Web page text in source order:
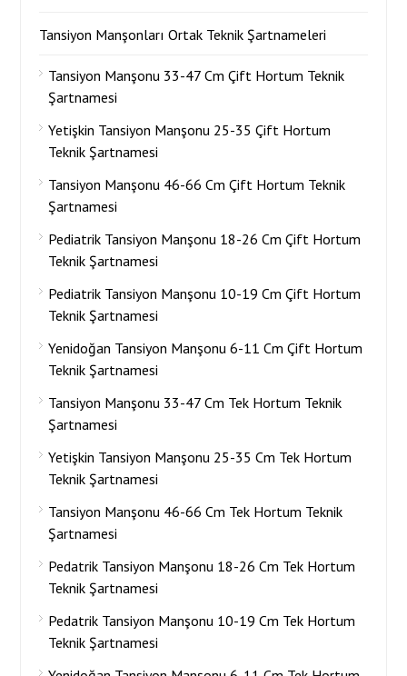
Tansiyon Manşonları Ortak Teknik Şartnameleri
Tansiyon Manşonu 33-47 Cm Çift Hortum Teknik
Şartnamesi
Yetişkin Tansiyon Manşonu 25-35 Çift Hortum
Teknik Şartnamesi
Tansiyon Manşonu 46-66 Cm Çift Hortum Teknik
Şartnamesi
Pediatrik Tansiyon Manşonu 18-26 Cm Çift Hortum
Teknik Şartnamesi
Pediatrik Tansiyon Manşonu 10-19 Cm Çift Hortum
Teknik Şartnamesi
Yenidoğan Tansiyon Manşonu 6-11 Cm Çift Hortum
Teknik Şartnamesi
Tansiyon Manşonu 33-47 Cm Tek Hortum Teknik
Şartnamesi
Yetişkin Tansiyon Manşonu 25-35 Cm Tek Hortum
Teknik Şartnamesi
Tansiyon Manşonu 46-66 Cm Tek Hortum Teknik
Şartnamesi
Pedatrik Tansiyon Manşonu 18-26 Cm Tek Hortum
Teknik Şartnamesi
Pedatrik Tansiyon Manşonu 10-19 Cm Tek Hortum
Teknik Şartnamesi